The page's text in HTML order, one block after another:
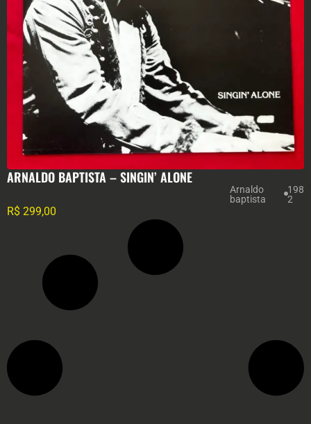
ARNALDO BAPTISTA – SINGIN’ ALONE
Arnaldo
baptista
198
2
R$ 299,00